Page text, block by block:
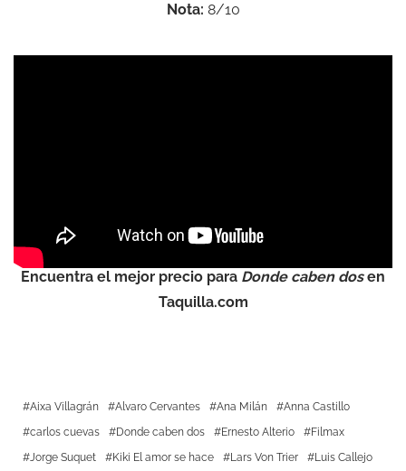
Nota: 8/10
Encuentra el mejor precio para Donde caben dosen
Taquilla.com
Aixa Villagrán Alvaro Cervantes Ana Milán
Anna Castillo
carlos cuevas
Donde caben dos Ernesto Alterio
Filmax
Jorge Suquet
Kiki El amor se hace Lars Von Trier
Luis Callejo